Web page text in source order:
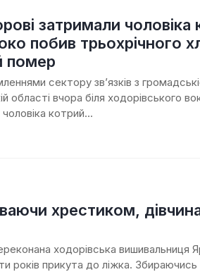
затримали чоловіка
побив трьохрічного
помер
сектору зв’язків з
області вчора біля ходорівського
чоловіка котрий...
хрестиком,
ходорівська вишивальниця
років прикута до ліжка.